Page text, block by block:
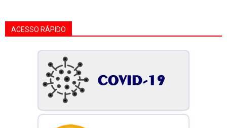
ACESSO RÁPIDO